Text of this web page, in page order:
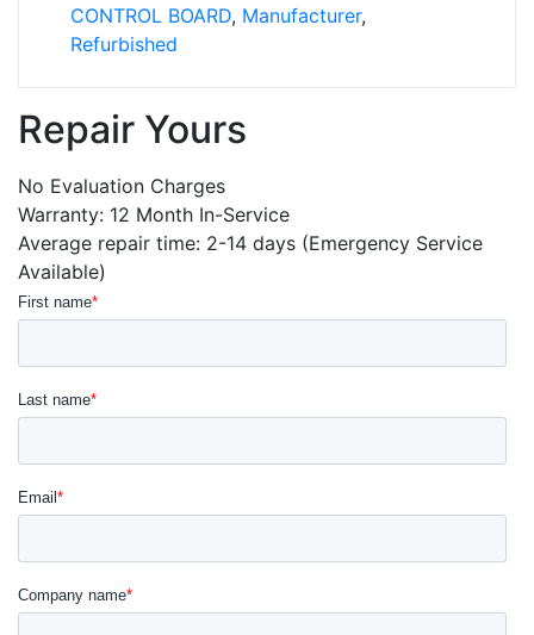
CONTROL BOARD, Manufacturer,
Refurbished
Repair Yours
No Evaluation Charges
Warranty: 12 Month In-Service
Average repair time: 2-14 days (Emergency Service
Available)